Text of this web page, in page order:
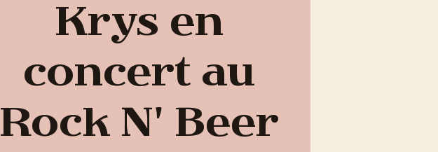
Krys en
concert au
Rock N' Beer